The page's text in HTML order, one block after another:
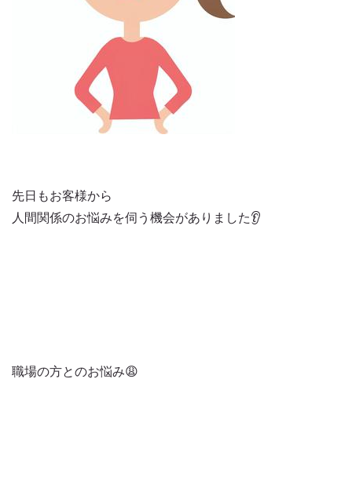
先日もお客様から
人間関係のお悩みを伺う機会がありました👂
職場の方とのお悩み😩